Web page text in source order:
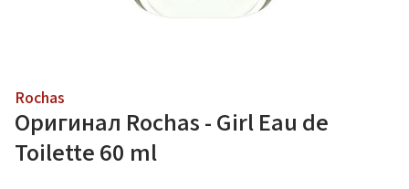
Rochas
Оригинал Rochas - Girl Eau de
Toilette 60 ml